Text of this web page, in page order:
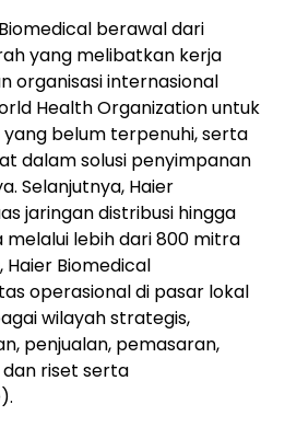
berawal dari
yang melibatkan kerja
organisasi internasional
Health Organization untuk
belum terpenuhi, serta
dalam solusi penyimpanan
Selanjutnya, Haier
jaringan distribusi hingga
melalui lebih dari 800 mitra
Haier Biomedical
operasional di pasar lokal
wilayah strategis,
penjualan, pemasaran,
riset serta